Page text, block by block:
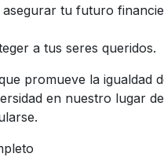
tu futuro
a tus seres queridos.
promueve la igualdad
en nuestro lugar